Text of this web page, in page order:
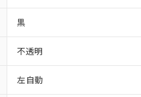
黒
不透明
左自動